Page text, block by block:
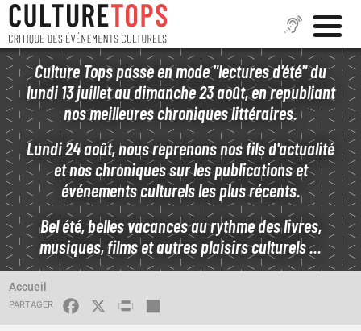
Aller
au
contenu
principal
Culture Tops passe en mode "lectures d'été" du
lundi 13 juillet au dimanche 23 août, en republiant
nos meilleures chroniques littéraires.
Lundi 24 août, nous reprenons nos fils d'actualité
et nos chroniques sur les publications et
événements culturels les plus récents.
Bel été, belles vacances au rythme des livres,
musiques, films et autres plaisirs culturels ...
FIL
D'ARIANE
Accueil
FACEBOOK PRINT
CINÉMA